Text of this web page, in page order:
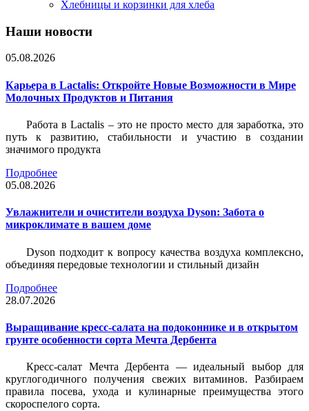
Хлебницы и корзинки для хлеба
Наши новости
05.08.2026
Карьера в Lactalis: Откройте Новые Возможности в Мире
Молочных Продуктов и Питания
Работа в Lactalis – это не просто место для заработка, это
путь к развитию, стабильности и участию в создании
значимого продукта
Подробнее
05.08.2026
Увлажнители и очистители воздуха Dyson: Забота о
микроклимате в вашем доме
Dyson подходит к вопросу качества воздуха комплексно,
объединяя передовые технологии и стильный дизайн
Подробнее
28.07.2026
Выращивание кресс-салата на подоконнике и в открытом
грунте особенности сорта Мечта Дербента
Кресс-салат Мечта Дербента — идеальный выбор для
круглогодичного получения свежих витаминов. Разбираем
правила посева, ухода и кулинарные преимущества этого
скороспелого сорта.